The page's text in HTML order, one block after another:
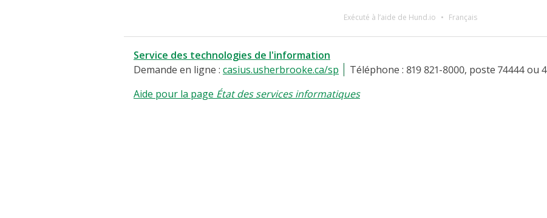
Exécuté à l’aide de Hund.io Français
Service des technologies de l'information
Demande en ligne : casius.usherbrooke.ca/sp
Téléphone : 819 821-8000, poste 74444 ou
Aide pour la page État des services informatiques